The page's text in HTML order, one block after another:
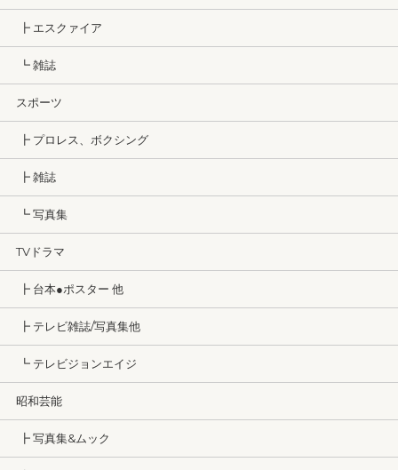
┣ エスクァイア
┗ 雑誌
スポーツ
┣ プロレス、ボクシング
┣ 雑誌
┗ 写真集
TVドラマ
┣ 台本●ポスター 他
┣ テレビ雑誌/写真集他
┗ テレビジョンエイジ
昭和芸能
┣ 写真集&ムック